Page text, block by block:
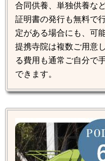
合同供養、単独供養な
証明書の発行も無料で
定がある場合にも、可
提携寺院は複数ご用意
る費用も通常ご自分で
できます。